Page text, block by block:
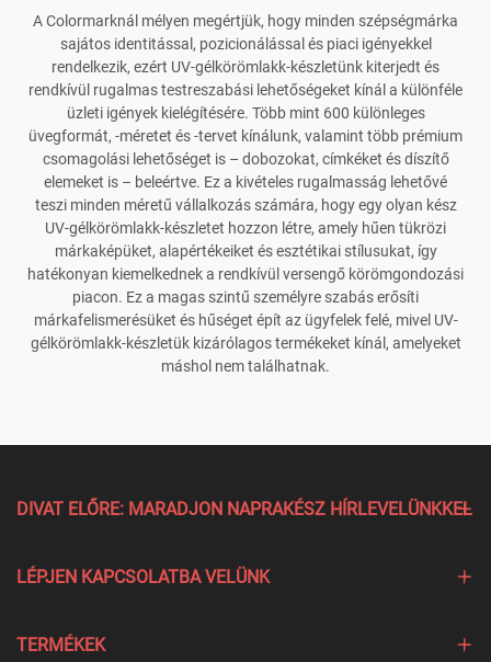
A Colormarknál mélyen megértjük, hogy minden szépségmárka
sajátos identitással, pozicionálással és piaci igényekkel
rendelkezik, ezért UV-gélkörömlakk-készletünk kiterjedt és
rendkívül rugalmas testreszabási lehetőségeket kínál a különféle
üzleti igények kielégítésére. Több mint 600 különleges
üvegformát, -méretet és -tervet kínálunk, valamint több prémium
csomagolási lehetőséget is – dobozokat, címkéket és díszítő
elemeket is – beleértve. Ez a kivételes rugalmasság lehetővé
teszi minden méretű vállalkozás számára, hogy egy olyan kész
UV-gélkörömlakk-készletet hozzon létre, amely hűen tükrözi
márkaképüket, alapértékeiket és esztétikai stílusukat, így
hatékonyan kiemelkednek a rendkívül versengő körömgondozási
piacon. Ez a magas szintű személyre szabás erősíti
márkafelismerésüket és hűséget épít az ügyfelek felé, mivel UV-
gélkörömlakk-készletük kizárólagos termékeket kínál, amelyeket
máshol nem találhatnak.
DIVAT ELŐRE: MARADJON NAPRAKÉSZ HÍRLEVELÜNKKEL
LÉPJEN KAPCSOLATBA VELÜNK
TERMÉKEK